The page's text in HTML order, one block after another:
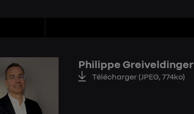
Philippe Greiveldinger
Télécharger (JPEG, 774ko)